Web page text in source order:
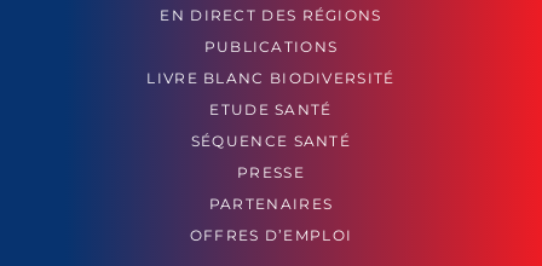
EN DIRECT DES RÉGIONS
PUBLICATIONS
LIVRE BLANC BIODIVERSITÉ
ETUDE SANTÉ
SÉQUENCE SANTÉ
PRESSE
PARTENAIRES
OFFRES D’EMPLOI